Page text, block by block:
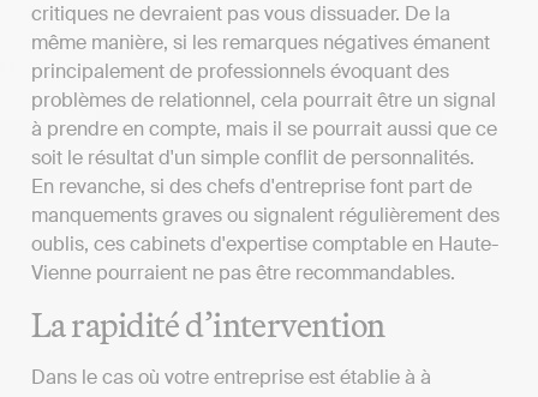
critiques ne devraient pas vous dissuader. De la
même manière, si les remarques négatives émanent
principalement de professionnels évoquant des
problèmes de relationnel, cela pourrait être un signal
à prendre en compte, mais il se pourrait aussi que ce
soit le résultat d'un simple conflit de personnalités.
En revanche, si des chefs d'entreprise font part de
manquements graves ou signalent régulièrement des
oublis, ces cabinets d'expertise comptable en Haute-
Vienne pourraient ne pas être recommandables.
La rapidité d’intervention
Dans le cas où votre entreprise est établie à à